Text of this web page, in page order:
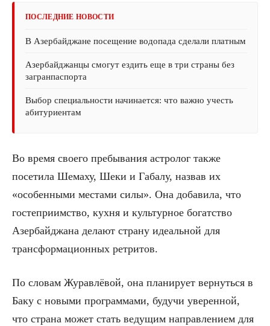
ПОСЛЕДНИЕ НОВОСТИ
В Азербайджане посещение водопада сделали платным
Азербайджанцы смогут ездить еще в три страны без
загранпаспорта
Выбор специальности начинается: что важно учесть
абитуриентам
Во время своего пребывания астролог также
посетила Шемаху, Шеки и Габалу, назвав их
«особенными местами силы». Она добавила, что
гостеприимство, кухня и культурное богатство
Азербайджана делают страну идеальной для
трансформационных ретритов.
По словам Журавлёвой, она планирует вернуться в
Баку с новыми программами, будучи уверенной,
что страна может стать ведущим направлением для